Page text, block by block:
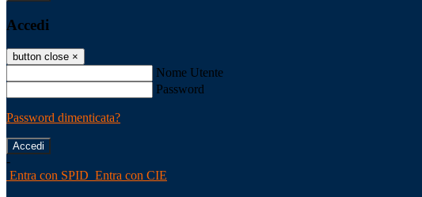
Accedi
button close ×
Nome Utente
Password
Password dimenticata?
-
Entra con SPID Entra con CIE